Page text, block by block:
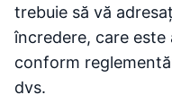
trebuie să vă
încredere, care
conform
dvs.